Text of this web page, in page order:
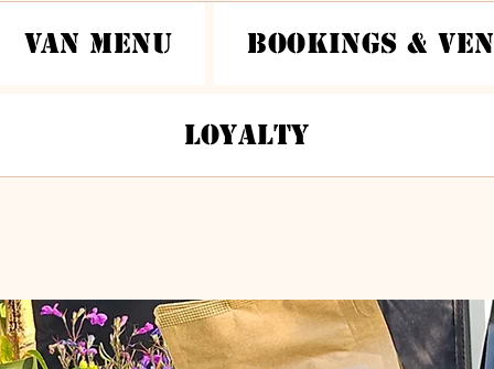
Van Menu Bookings &
Loyalty